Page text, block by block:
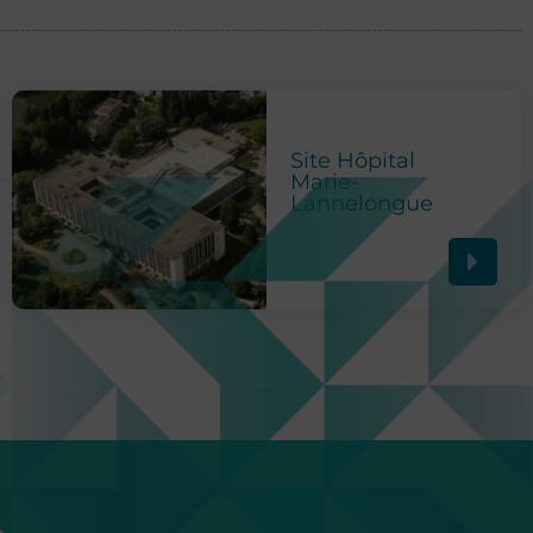
Site Hôpital
Marie-
Lannelongue